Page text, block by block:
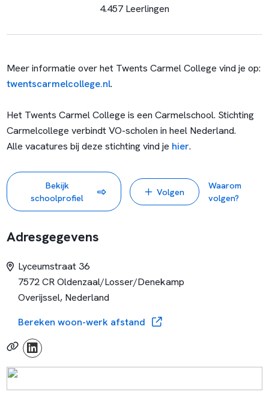
4.457 Leerlingen
Meer informatie over het Twents Carmel College vind je op:
twentscarmelcollege.nl.
Het Twents Carmel College is een Carmelschool. Stichting
Carmelcollege verbindt VO-scholen in heel Nederland.
Alle vacatures bij deze stichting vind je hier.
Bekijk
schoolprofiel
Volgen
Waarom
volgen?
Adresgegevens
Lyceumstraat 36
7572 CR Oldenzaal/Losser/Denekamp
Overijssel, Nederland
Bereken woon-werk afstand